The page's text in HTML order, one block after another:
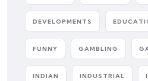
DEVELOPMENTS
FUNNY GAMBLING
INDIAN INDUSTRIAL